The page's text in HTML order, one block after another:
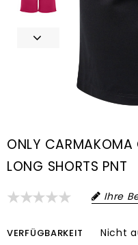
ONLY CARMAKOMA
LONG SHORTS PNT
Ihre
VERFÜGBARKEIT Nicht